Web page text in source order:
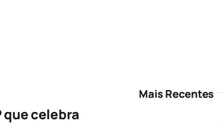
que celebra
Mais Recentes